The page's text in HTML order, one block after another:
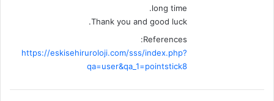
long time.
Thank you and good luck.
References:
https://eskisehiruroloji.com/sss/index.php?
qa=user&qa_1=pointstick8